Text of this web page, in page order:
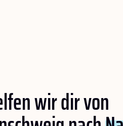
wir dir von